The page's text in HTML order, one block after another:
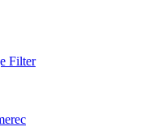
Filter